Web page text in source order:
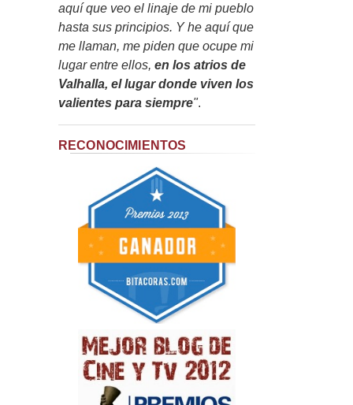
aquí que veo el linaje de mi pueblo
hasta sus principios. Y he aquí que
me llaman, me piden que ocupe mi
lugar entre ellos, en los atrios de
Valhalla, el lugar donde viven los
valientes para siempre".
RECONOCIMIENTOS